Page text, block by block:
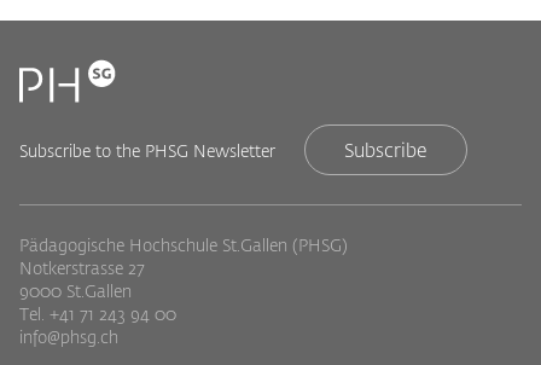
Subscribe to the PHSG Newsletter Subscribe
Pädagogische Hochschule St.Gallen (PHSG)
Notkerstrasse 27
9000 St.Gallen
Tel. +41 71 243 94 00
info@phsg.ch